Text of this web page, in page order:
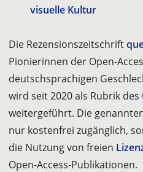
visuelle Kultur
Die Rezensionszeitschrift
Pionierinnen der Open-
deutschsprachigen
wird seit 2020 als Rubrik des
weitergeführt. Die
nur kostenfrei zugänglich,
die Nutzung von freien
Open-Access-Publikationen.